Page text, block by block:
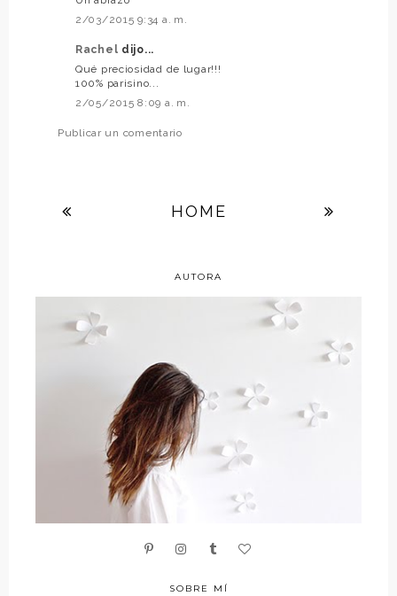
2/03/2015 9:34 a. m.
Rachel dijo...
Qué preciosidad de lugar!!!
100% parisino...
2/05/2015 8:09 a. m.
Publicar un comentario
HOME
AUTORA
SOBRE MÍ